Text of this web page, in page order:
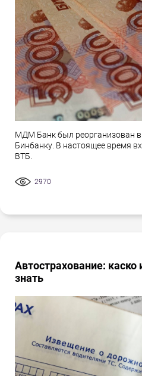
МДМ Банк был реорганизован
Бинбанку. В настоящее время
ВТБ.
2970
Автострахование:
знать